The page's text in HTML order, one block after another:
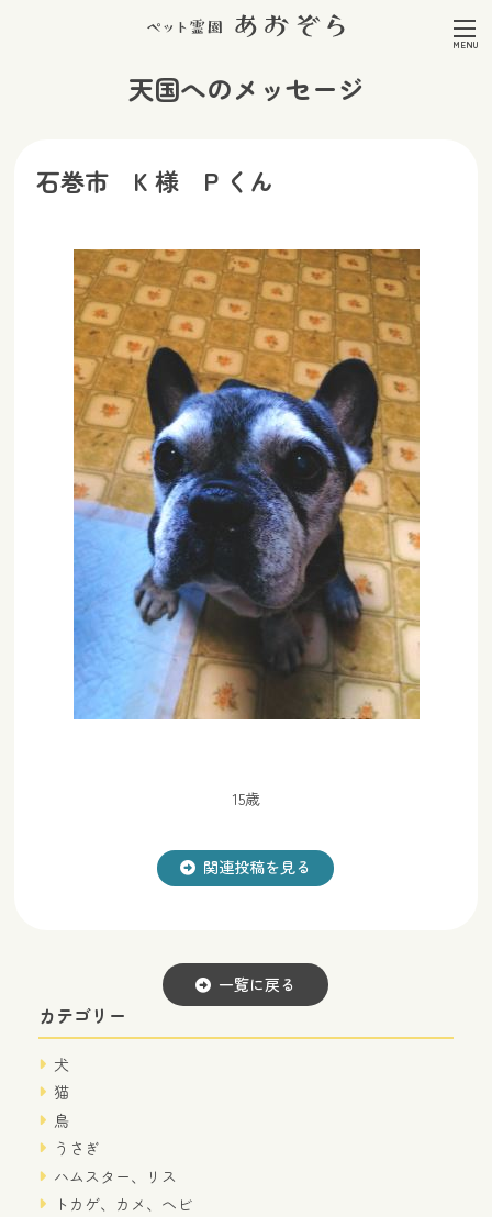
天国へのメッセージ
石巻市 K 様 P くん
15歳
関連投稿を見る
一覧に戻る
カテゴリー
犬
猫
鳥
うさぎ
ハムスター、リス
トカゲ、カメ、ヘビ